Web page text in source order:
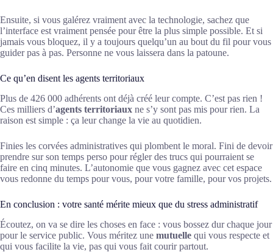
Ensuite, si vous galérez vraiment avec la technologie, sachez que
l’interface est vraiment pensée pour être la plus simple possible. Et si
jamais vous bloquez, il y a toujours quelqu’un au bout du fil pour vous
guider pas à pas. Personne ne vous laissera dans la patoune.
Ce qu’en disent les agents territoriaux
Plus de 426 000 adhérents ont déjà créé leur compte. C’est pas rien !
Ces milliers d’agents territoriaux ne s’y sont pas mis pour rien. La
raison est simple : ça leur change la vie au quotidien.
Finies les corvées administratives qui plombent le moral. Fini de devoir
prendre sur son temps perso pour régler des trucs qui pourraient se
faire en cinq minutes. L’autonomie que vous gagnez avec cet espace
vous redonne du temps pour vous, pour votre famille, pour vos projets.
En conclusion : votre santé mérite mieux que du stress administratif
Écoutez, on va se dire les choses en face : vous bossez dur chaque jour
pour le service public. Vous méritez une mutuelle qui vous respecte et
qui vous facilite la vie, pas qui vous fait courir partout.